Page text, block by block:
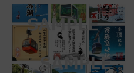
と料金・アクセスを徹底解説
（札幌市）